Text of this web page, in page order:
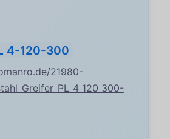
4-120-300
21980-